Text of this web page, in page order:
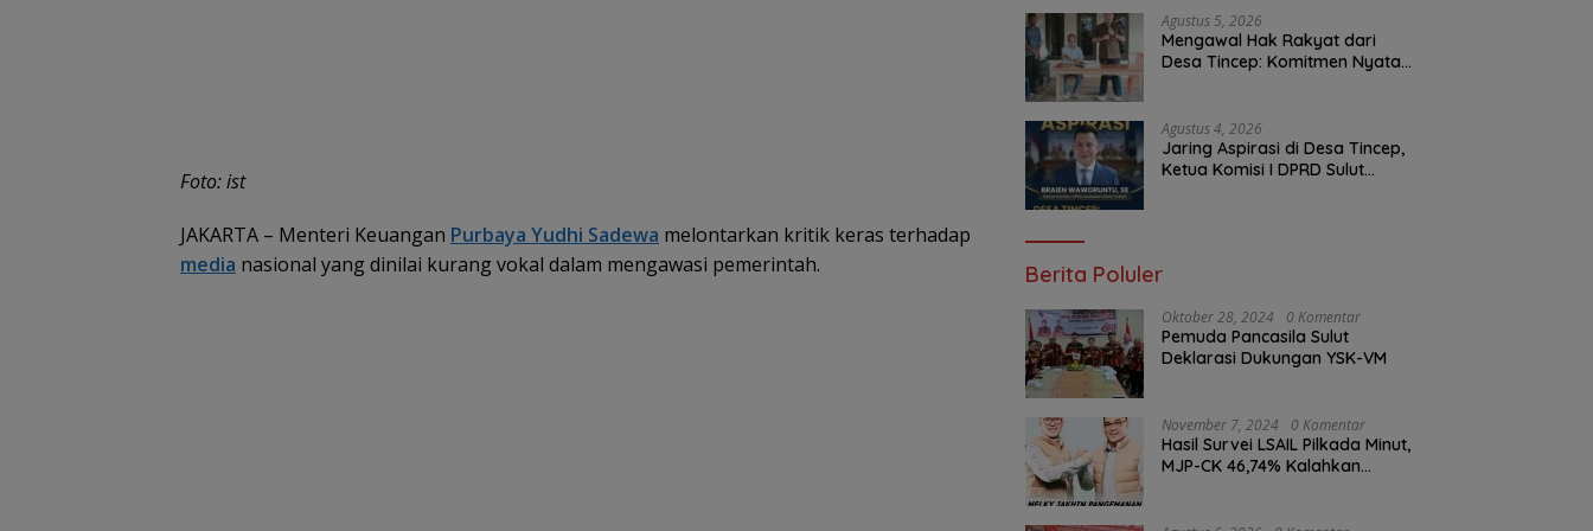
Foto: ist
JAKARTA – Menteri Keuangan Purbaya Yudhi Sadewa melontarkan kritik keras terhadap
media nasional yang dinilai kurang vokal dalam mengawasi pemerintah.
Malam Ini
Agustus 5, 2026
Mengawal Hak Rakyat dari
Desa Tincep: Komitmen Nyata
Depan Aspirasi Warga
Agustus 4, 2026
Jaring Aspirasi di Desa Tincep,
Ketua Komisi I DPRD Sulut
Berita Poluler
Oktober 28, 2024 0 Komentar
Pemuda Pancasila Sulut
Deklarasi Dukungan YSK-VM
November 7, 2024 0 Komentar
Hasil Survei LSAIL Pilkada Minut,
MJP-CK 46,74% Kalahkan